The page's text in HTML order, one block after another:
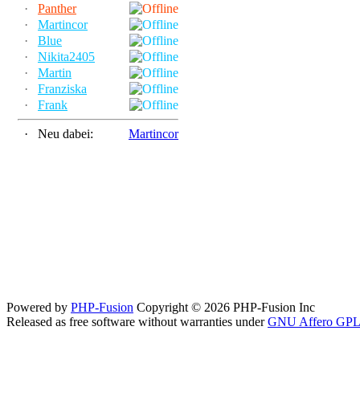
·
Panther
·
Martincor
·
Blue
·
Nikita2405
·
Martin
·
Franziska
·
Frank
· Neu dabei: Martincor
Powered by PHP-Fusion Copyright © 2026 PHP-Fusion Inc
Released as free software without warranties underGNU Affero GPL